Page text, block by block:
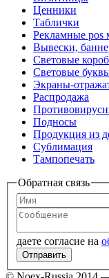
Ценники
Таблички
Рекламные pos
Вывески,
Световые
Световые
Экраны-
Распродажа
Подносы
Продукция из
Сублимация
Тампопечать
Обратная связь
даете согласие на
Отправить